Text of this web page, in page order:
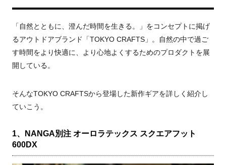
「自然とともに、澄んだ時間を生きる。」をコンセプトに掲げ
るアウトドアブランド「TOKYO CRAFTS」。自然の中で過ご
す時間をより快適に、より心地よくするためのプロダクトを展
開している。
そんなTOKYO CRAFTSから登場した新作ギアを詳しく紹介し
ていこう。
1、NANGA別注 オーロラテックス スクエアフット
600DX